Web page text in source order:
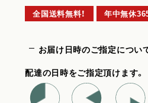
全国送料無料！ 年中無休
お届け日時のご指定につい
配達の日時をご指定頂けます。